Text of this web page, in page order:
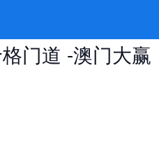
餐真有那么贵？
门道 -澳门大赢